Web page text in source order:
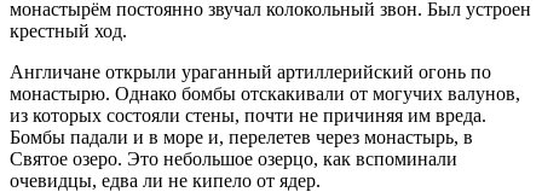
монастырём постоянно звучал колокольный звон. Был устроен
крестный ход.
Англичане открыли ураганный артиллерийский огонь по
монастырю. Однако бомбы отскакивали от могучих валунов,
из которых состояли стены, почти не причиняя им вреда.
Бомбы падали и в море и, перелетев через монастырь, в
Святое озеро. Это небольшое озерцо, как вспоминали
очевидцы, едва ли не кипело от ядер.